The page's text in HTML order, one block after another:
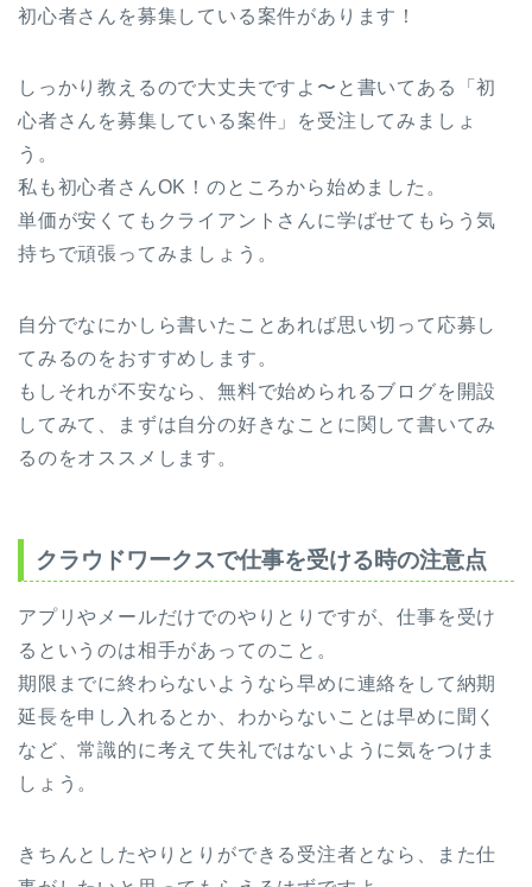
初心者さんを募集している案件があります！
しっかり教えるので大丈夫ですよ〜と書いてある「初
心者さんを募集している案件」を受注してみましょ
う。
私も初心者さんOK！のところから始めました。
単価が安くてもクライアントさんに学ばせてもらう気
持ちで頑張ってみましょう。
自分でなにかしら書いたことあれば思い切って応募し
てみるのをおすすめします。
もしそれが不安なら、無料で始められるブログを開設
してみて、まずは自分の好きなことに関して書いてみ
るのをオススメします。
クラウドワークスで仕事を受ける時の注意点
アプリやメールだけでのやりとりですが、仕事を受け
るというのは相手があってのこと。
期限までに終わらないようなら早めに連絡をして納期
延長を申し入れるとか、わからないことは早めに聞く
など、常識的に考えて失礼ではないように気をつけま
しょう。
きちんとしたやりとりができる受注者となら、また仕